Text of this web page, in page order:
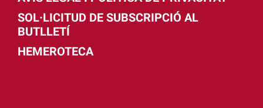
SOL·LICITUD DE SUBSCRIPCIÓ AL
BUTLLETÍ
HEMEROTECA